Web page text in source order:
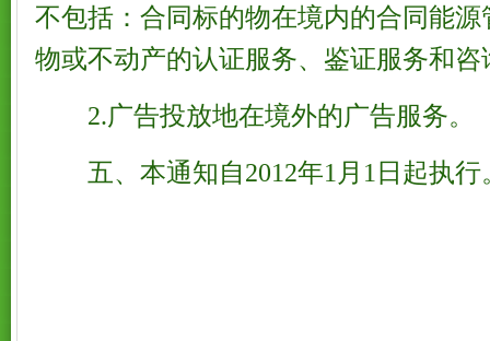
不包括：合同标的物在境内的合同能
物或不动产的认证服务、鉴证服务和咨
2.广告投放地在境外的广告服务。
五、本通知自2012年1月1日起执行